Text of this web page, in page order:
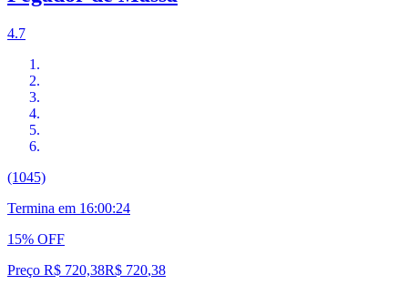
4.7
(1045)
Termina em 16:00:23
15% OFF
Preço R$ 720,38R$ 720,38